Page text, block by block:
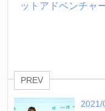
ットアドベンチャ
PREV
2021/